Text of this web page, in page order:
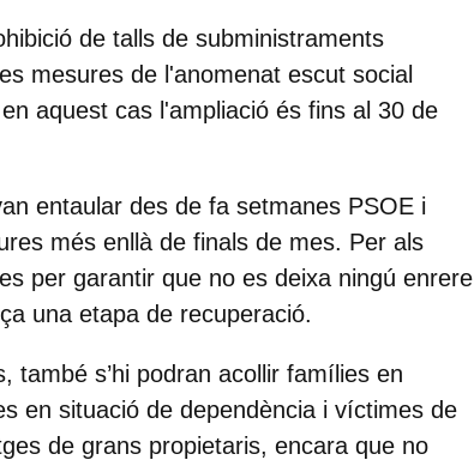
de talls de subministraments
mesures de l'anomenat escut social
aquest cas l'ampliació és fins al 30 de
entaular des de fa setmanes PSOE i
més enllà de finals de mes. Per als
per garantir que no es deixa ningú enrere
una etapa de recuperació.
també s’hi podran acollir famílies en
en situació de dependència i víctimes de
de grans propietaris, encara que no